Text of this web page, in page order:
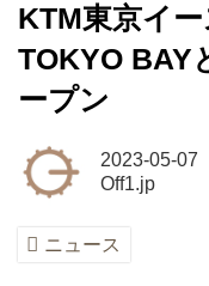
KTM東京イ
TOKYO BAY
ープン
2023-05-07
Off1.jp
ニュース